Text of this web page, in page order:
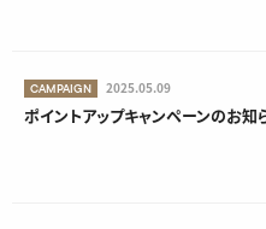
CAMPAIGN 2025.05.09
ポイントアップキャンペーンのお知